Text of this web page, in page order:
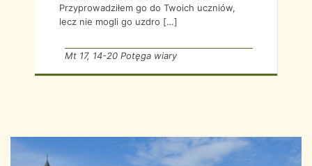
Przyprowadziłem go do Twoich uczniów,
lecz nie mogli go uzdro […]
Mt 17, 14-20 Potęga wiary